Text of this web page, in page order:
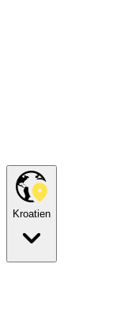
Kroatien